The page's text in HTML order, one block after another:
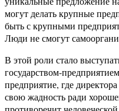
могут делать крупные
быть с крупными
Люди не смогут
В этой роли стало
государством-
предприятие, где
свою жадность ради